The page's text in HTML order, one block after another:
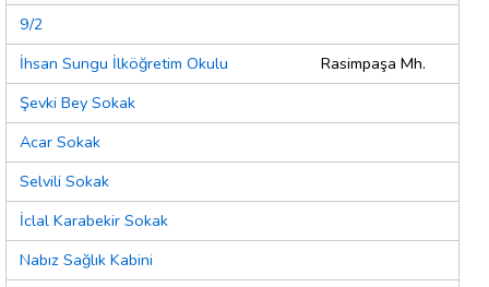
9/2
İhsan Sungu İlköğretim Okulu
Rasimpaşa Mh.
Şevki Bey Sokak
Acar Sokak
Selvili Sokak
İclal Karabekir Sokak
Nabız Sağlık Kabini